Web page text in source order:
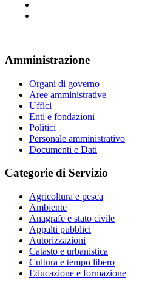
Amministrazione
Organi di governo
Aree amministrative
Uffici
Enti e fondazioni
Politici
Personale amministrativo
Documenti e Dati
Categorie di Servizio
Agricoltura e pesca
Ambiente
Anagrafe e stato civile
Appalti pubblici
Autorizzazioni
Catasto e urbanistica
Cultura e tempo libero
Educazione e formazione